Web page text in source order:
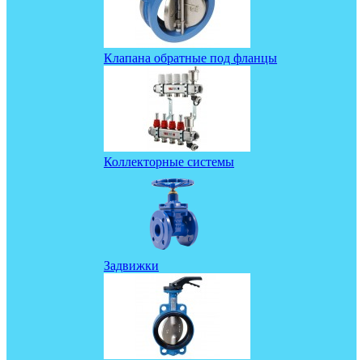
Клапана обратные под фланцы
Коллекторные системы
Задвижки